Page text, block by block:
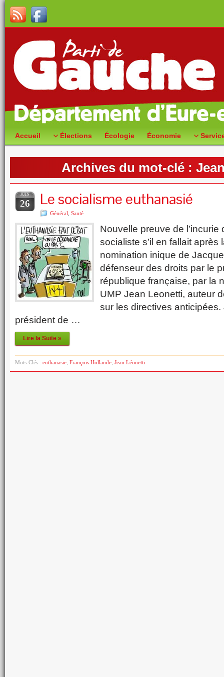
Accueil Élections Écologie Économie
Archives du mot-clé :
JUIN
26 Le socialisme euthanasié
Général Santé
Nouvelle preuve de
socialiste s’il en fallait après
nomination inique de
défenseur des droits par le
république française, par la
UMP Jean Leonetti, auteur
sur les directives
président de …
Lire la Suite »
Mots-Clés : euthanasie François Hollande Jean Léonetti